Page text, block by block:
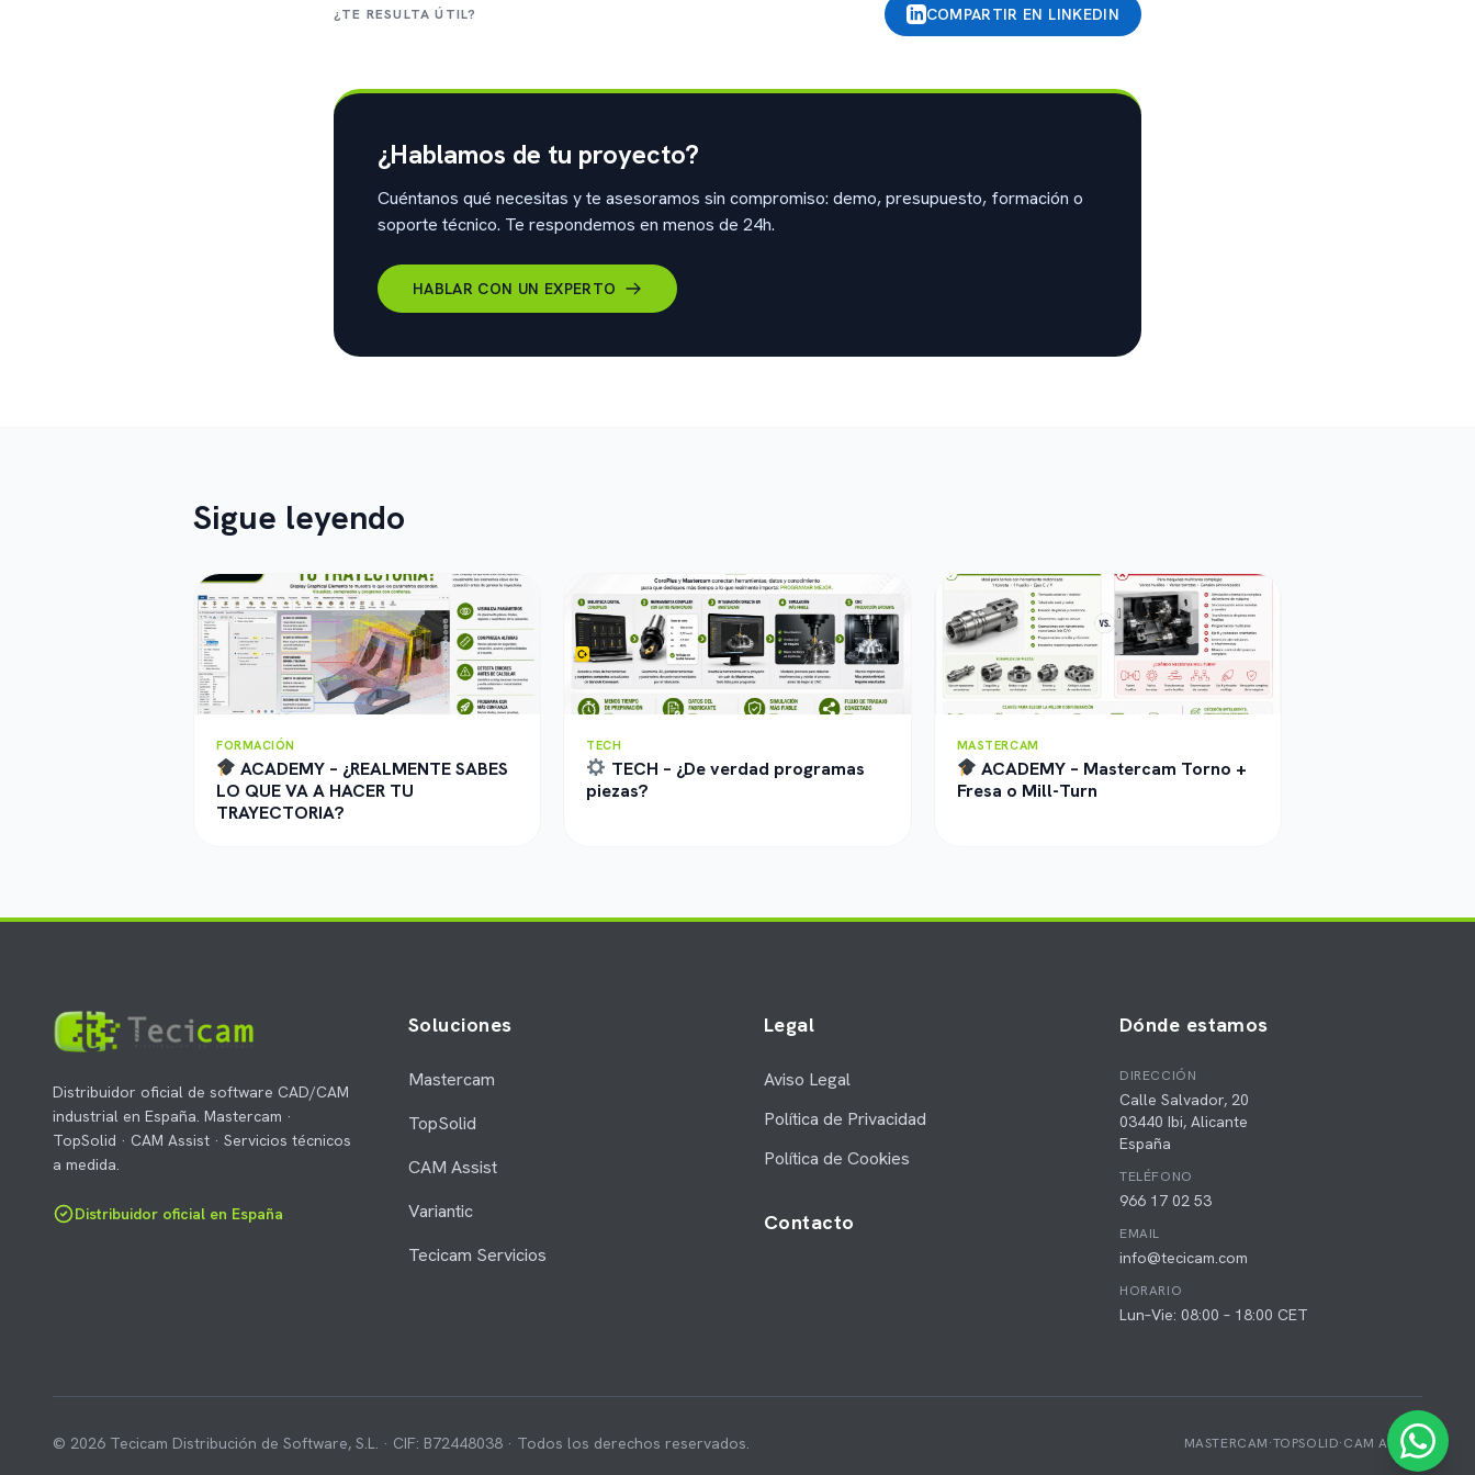
¿TE RESULTA ÚTIL? COMPARTIR EN LINKEDIN
¿Hablamos de tu proyecto?
Cuéntanos qué necesitas y te asesoramos sin compromiso: demo, presupuesto, formación o
soporte técnico. Te respondemos en menos de 24h.
HABLAR CON UN EXPERTO
Sigue leyendo
FORMACIÓN
ACADEMY – ¿REALMENTE SABES
LO QUE VA A HACER TU
TRAYECTORIA?
TECH
TECH – ¿De verdad programas
piezas?
MASTERCAM
ACADEMY – Mastercam Torno +
Fresa o Mill-Turn
Distribuidor oficial de software CAD/CAM
industrial en España. Mastercam ·
TopSolid · CAM Assist · Servicios técnicos
a medida.
Distribuidor oficial en España
Soluciones
Mastercam
TopSolid
CAM Assist
Variantic
Tecicam Servicios
Legal
Aviso Legal
Política de Privacidad
Política de Cookies
Contacto
Dónde estamos
DIRECCIÓN
Calle Salvador, 20
03440 Ibi, Alicante
España
TELÉFONO
966 17 02 53
EMAIL
info@tecicam.com
HORARIO
Lun–Vie: 08:00 – 18:00 CET
© 2026 Tecicam Distribución de Software, S.L. · CIF: B72448038 · Todos los derechos reservados. MASTERCAM·TOPSOLID·CAM ASSIST